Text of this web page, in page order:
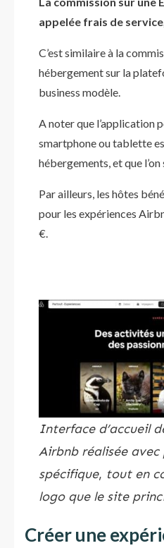
appelée frais de
C’est similaire à la
hébergement sur la
business modèle.
A noter que l’application
smartphone ou tablette
hébergements, et que
Par ailleurs, les hôtes
pour les expériences
€.
Interface d’accueil
Airbnb réalisée avec
spécifique, tout en
logo que le site
Créer une